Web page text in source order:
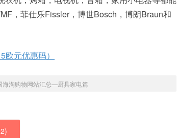
，菲仕乐Fissler，博世Bosch，博朗Braun和
元优惠码）
海淘购物网站汇总—厨具家电篇
2)